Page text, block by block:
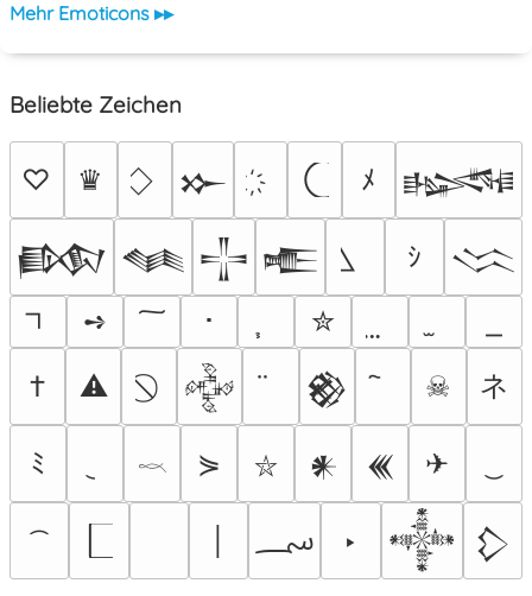
Mehr Emoticons ▸▸
Beliebte Zeichen
♡ ♛ 𒁍 ﾒ 𒈙
𒁃 𒈝 𒋲 𒍫 ｼ
𒈱
➺
･
✮
†
⚠ 𒅒 𒆙 ☠ ネ
ﾐ 𓎖 ⋟ ⛥ 𒀭 𒌍 ✈
؄ ‣ 𒀱 𒁷